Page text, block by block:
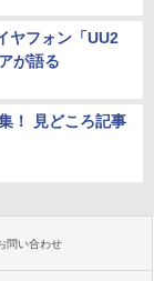
ヤフォン「UU2
が語る
！ 見どころ記事
問い合わせ